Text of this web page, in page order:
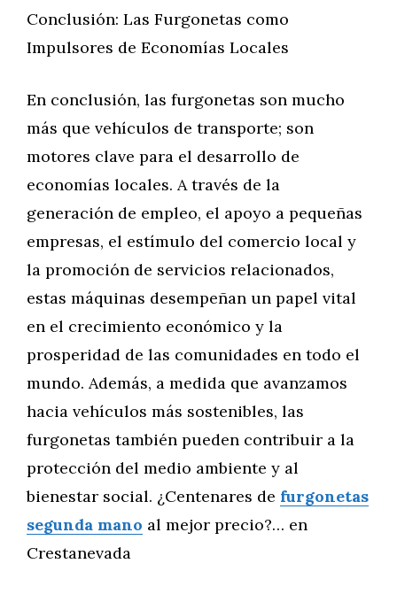
Conclusión: Las Furgonetas como
Impulsores de Economías Locales
En conclusión, las furgonetas son mucho
más que vehículos de transporte; son
motores clave para el desarrollo de
economías locales. A través de la
generación de empleo, el apoyo a pequeñas
empresas, el estímulo del comercio local y
la promoción de servicios relacionados,
estas máquinas desempeñan un papel vital
en el crecimiento económico y la
prosperidad de las comunidades en todo el
mundo. Además, a medida que avanzamos
hacia vehículos más sostenibles, las
furgonetas también pueden contribuir a la
protección del medio ambiente y al
bienestar social. ¿Centenares de furgonetas
segunda mano al mejor precio?… en
Crestanevada